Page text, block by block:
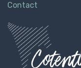
Contact